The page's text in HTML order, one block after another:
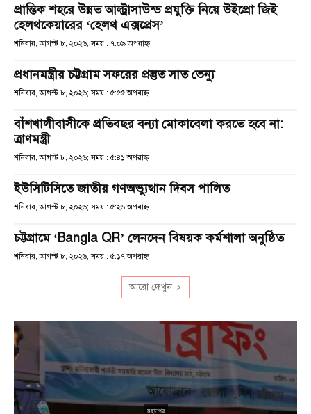
প্রান্তিক শহরে উন্নত আল্ট্রাসাউন্ড প্রযুক্তি নিয়ে উইপ্রো জিই
হেলথকেয়ারের ‘হেলথ এক্সপ্রেস’
শনিবার, আগস্ট ৮, ২০২৬; সময় : ৭:০৯ অপরাহ্ণ
প্রধানমন্ত্রীর চট্টগ্রাম সফরের প্রস্তুত সাত ভেন্যু
শনিবার, আগস্ট ৮, ২০২৬; সময় : ৫:৫৫ অপরাহ্ণ
বাঁশখালীবাসীকে প্রতিবছর বন্যা মোকাবেলা করতে হবে না:
ত্রাণমন্ত্রী
শনিবার, আগস্ট ৮, ২০২৬; সময় : ৫:৪১ অপরাহ্ণ
ইউসিটিসিতে জাতীয় গণঅভ্যুত্থান দিবস পালিত
শনিবার, আগস্ট ৮, ২০২৬; সময় : ৫:২৬ অপরাহ্ণ
চট্টগ্রামে ‘Bangla QR’ লেনদেন বিষয়ক কর্মশালা অনুষ্ঠিত
শনিবার, আগস্ট ৮, ২০২৬; সময় : ৫:১৭ অপরাহ্ণ
আরো দেখুন
মহানগর